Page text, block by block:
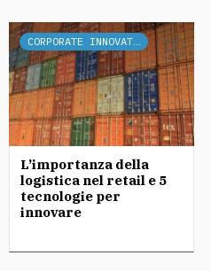
CORPORATE INNOVATION
L’importanza della
logistica nel retail e 5
tecnologie per
innovare